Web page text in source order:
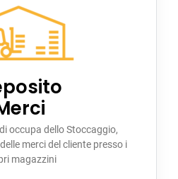
occupa dello Stoccaggio,
merci del cliente presso i
magazzini